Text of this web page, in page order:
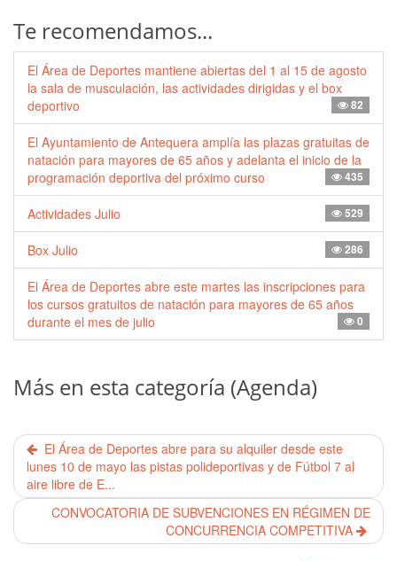
Te recomendamos...
El Área de Deportes mantiene abiertas del 1 al 15 de agosto
la sala de musculación, las actividades dirigidas y el box
deportivo
82
El Ayuntamiento de Antequera amplía las plazas gratuitas de
natación para mayores de 65 años y adelanta el inicio de la
programación deportiva del próximo curso
435
Actividades Julio 529
Box Julio 286
El Área de Deportes abre este martes las inscripciones para
los cursos gratuitos de natación para mayores de 65 años
durante el mes de julio
0
Más en esta categoría (Agenda)
El Área de Deportes abre para su alquiler desde este
lunes 10 de mayo las pistas polideportivas y de Fútbol 7 al
aire libre de E...
CONVOCATORIA DE SUBVENCIONES EN RÉGIMEN DE
CONCURRENCIA COMPETITIVA